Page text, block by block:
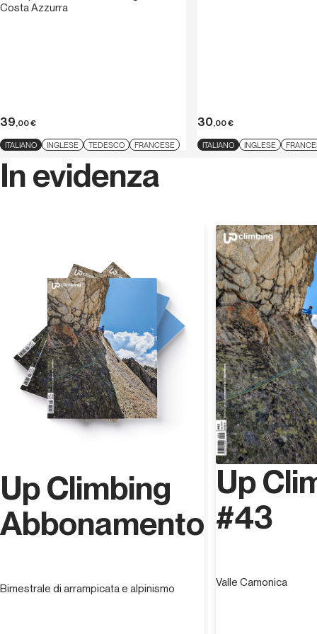
Costa Azzurra
39,00€
ITALIANO INGLESE TEDESCO FRANCESE
30,00€
ITALIANO INGLESE
In evidenza
Up Climbing
Abbonamento
Bimestrale di arrampicata e alpinismo
Up
#43
Valle Camonica